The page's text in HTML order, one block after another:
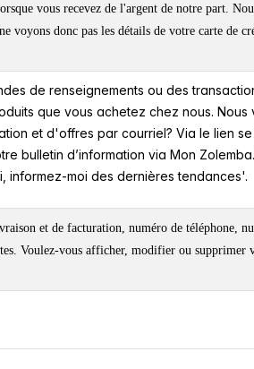
vous recevez de l'argent de notre part.
voyons donc pas les détails de votre carte de
de renseignements ou des
que vous achetez chez nous.
et d'offres par courriel? Via le lien
bulletin d’information via Mon
informez-moi des dernières tendances'.
et de facturation, numéro de
Voulez-vous afficher, modifier ou